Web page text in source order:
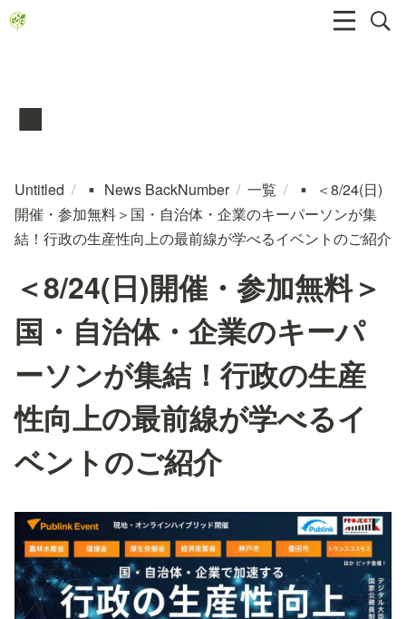
▪️
Untitled / ▪️ News BackNumber / 一覧 / ▪️
＜8/24(日)
開催・参加無料＞国・自治体・企業のキーパーソンが集
結！行政の生産性向上の最前線が学べるイベントのご紹介
＜8/24(日)開催・参加無料＞
国・自治体・企業のキーパ
ーソンが集結！行政の生産
性向上の最前線が学べるイ
ベントのご紹介